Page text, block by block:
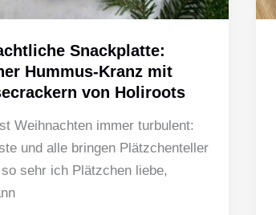
Snackplatte:
Hummus-Kranz mit
von Holiroots
Weihnachten immer turbulent:
und alle bringen Plätzchenteller
sehr ich Plätzchen liebe,